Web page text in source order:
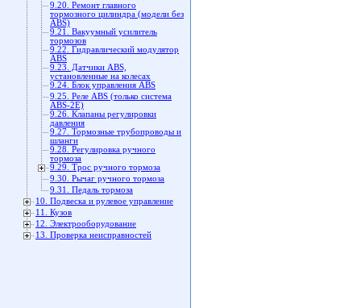
9.20. Ремонт главного
тормозного цилиндра (модели без
ABS)
9.21. Вакуумный усилитель
тормозов
9.22. Гидравлический модулятор
ABS
9.23. Датчики ABS,
установленные на колесах
9.24. Блок управления ABS
9.25. Реле ABS (только система
ABS-2Е)
9.26. Клапаны регулировки
давления
9.27. Тормозные трубопроводы и
шланги
9.28. Регулировка ручного
тормоза
9.29. Трос ручного тормоза
9.30. Рычаг ручного тормоза
9.31. Педаль тормоза
10. Подвеска и рулевое управление
11. Кузов
12. Электрооборудование
13. Проверка неисправностей